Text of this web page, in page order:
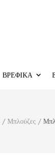
ΒΡΕΦΙΚΑ
/ Μπλούζες /